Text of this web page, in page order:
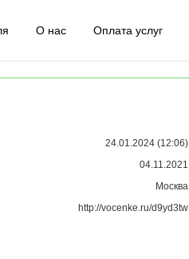
О нас Оплата услуг
24.01.2024 (12:06)
04.11.2021
Москва
http://vocenke.ru/d9yd3tw